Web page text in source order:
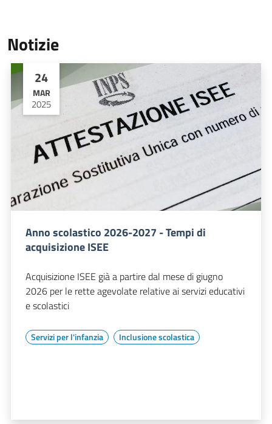
Notizie
24
MAR
2025
Anno scolastico 2026-2027 - Tempi di
acquisizione ISEE
Acquisizione ISEE già a partire dal mese di giugno
2026 per le rette agevolate relative ai servizi educativi
e scolastici
Servizi per l'infanzia Inclusione scolastica